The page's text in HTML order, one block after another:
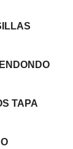
TAPA